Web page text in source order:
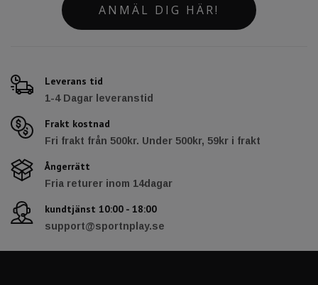
ANMÄL DIG HÄR!
Leverans tid
1-4 Dagar leveranstid
Frakt kostnad
Fri frakt från 500kr. Under 500kr, 59kr i frakt
Ångerrätt
Fria returer inom 14dagar
kundtjänst 10:00 - 18:00
support@sportnplay.se